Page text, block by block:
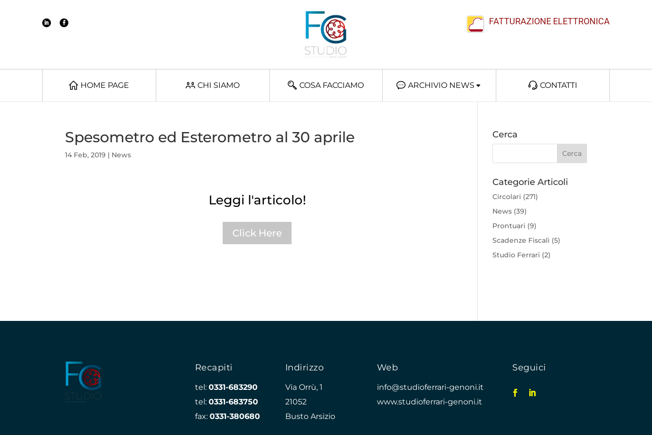
FATTURAZIONE ELETTRONICA
HOME PAGE CHI SIAMO COSA FACCIAMO ARCHIVIO NEWS CONTATTI
Spesometro ed Esterometro al 30 aprile
14 Feb, 2019 | News
Leggi l'articolo!
Click Here
Cerca
Categorie Articoli
Circolari (271)
News (39)
Prontuari (9)
Scadenze Fiscali (5)
Studio Ferrari (2)
Recapiti
tel: 0331-683290
tel: 0331-683750
fax: 0331-380680
Indirizzo
Via Orrù, 1
21052
Busto Arsizio
Web
info@studioferrari-genoni.it
www.studioferrari-genoni.it
Seguici